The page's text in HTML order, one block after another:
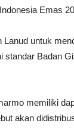
Emas
untuk
standar Badan
memiliki
akan